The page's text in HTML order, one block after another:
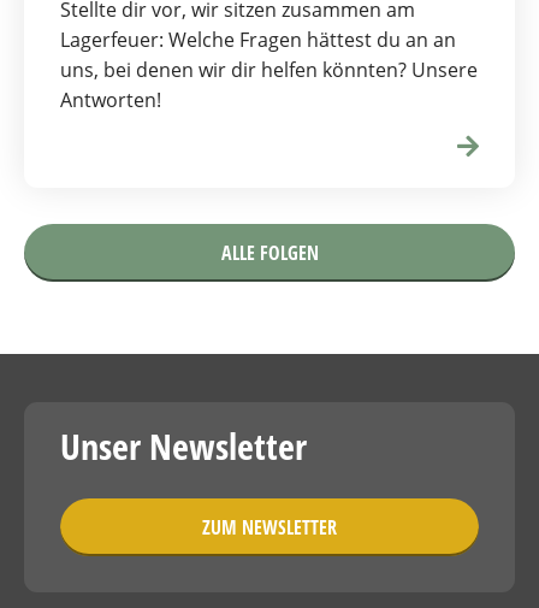
Stellte dir vor, wir sitzen zusammen am
Lagerfeuer: Welche Fragen hättest du an an
uns, bei denen wir dir helfen könnten? Unsere
Antworten!
ALLE FOLGEN
Unser Newsletter
ZUM NEWSLETTER